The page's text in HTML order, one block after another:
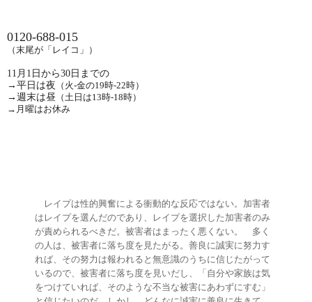
0120-688-015
（末尾が「レイコ」）
11 月 1 日から30 日までの
→平日は夜 （火-金の19時-22時）
→週末は昼 （土日は13時-18時）
→月曜はお休み
レイプは性的興奮による衝動的な反応ではない。加害者
はレイプを選んだのであり、レイプを選択した加害者のみ
が責められるべきだ。被害者はまったく悪くない。
多く
の人は、被害者に落ち度を見たがる。善良に誠実に努力す
れば、その努力は報われると無意識のうちに信じたがって
いるので、被害者に落ち度を見いだし、「自分や家族は気
をつけていれば、そのような不当な被害にあわずにすむ」